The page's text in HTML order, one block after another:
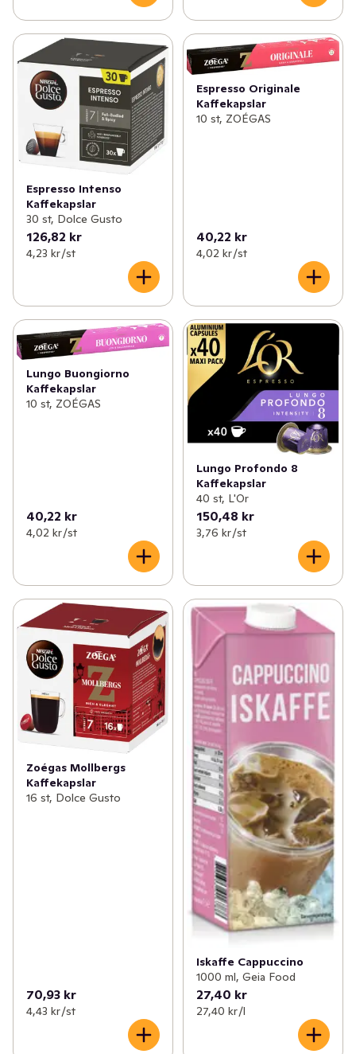
Espresso Intenso
Kaffekapslar
30 st, Dolce Gusto
126,82 kr
4,23 kr /st
Espresso Originale
Kaffekapslar
10 st, ZOÉGAS
40,22 kr
4,02 kr /st
Lungo Buongiorno
Kaffekapslar
10 st, ZOÉGAS
40,22 kr
4,02 kr /st
Lungo Profondo 8
Kaffekapslar
40 st, L'Or
150,48 kr
3,76 kr /st
Zoégas Mollbergs
Kaffekapslar
16 st, Dolce Gusto
70,93 kr
4,43 kr /st
Iskaffe Cappuccino
1000 ml, Geia Food
27,40 kr
27,40 kr /l